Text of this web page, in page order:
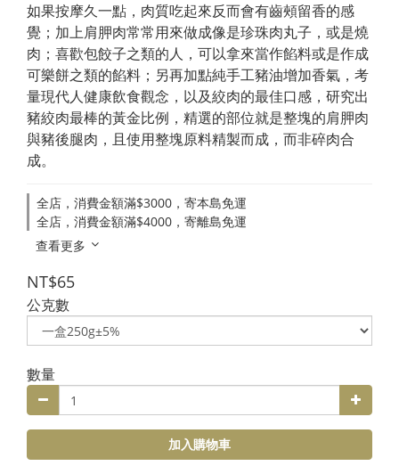
如果按摩久一點，肉質吃起來反而會有齒頰留香的感
覺；加上肩胛肉常常用來做成像是珍珠肉丸子，或是燒
肉；喜歡包餃子之類的人，可以拿來當作餡料或是作成
可樂餅之類的餡料；另再加點純手工豬油增加香氣，考
量現代人健康飲食觀念，以及絞肉的最佳口感，研究出
豬絞肉最棒的黃金比例，精選的部位就是整塊的肩胛肉
與豬後腿肉，且使用整塊原料精製而成，而非碎肉合
成。
全店，消費金額滿$3000，寄本島免運
全店，消費金額滿$4000，寄離島免運
查看更多
NT$65
公克數
數量
加入購物車